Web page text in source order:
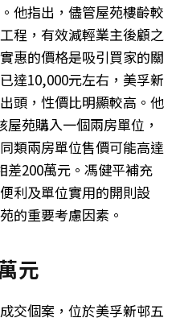
他指出，儘管屋苑樓齡較
程，有效減輕業主後顧之
惠的價格是吸引買家的關
達10,000元左右，美孚新
頭，性價比明顯較高。他
苑購入一個兩房單位，
類兩房單位售價可能高達
差200萬元。馮健平補充
利及單位實用的開則設
的重要考慮因素。
元
交個案，位於美孚新邨五